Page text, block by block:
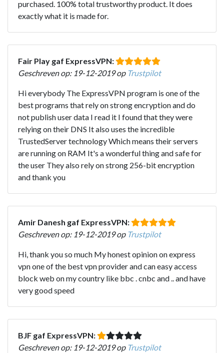
purchased. 100% total trustworthy product. It does
exactly what it is made for.
Fair Play gaf ExpressVPN:
Geschreven op: 19-12-2019 op Trustpilot
Hi everybody The ExpressVPN program is one of the
best programs that rely on strong encryption and do
not publish user data I read it I found that they were
relying on their DNS It also uses the incredible
TrustedServer technology Which means their servers
are running on RAM It's a wonderful thing and safe for
the user They also rely on strong 256-bit encryption
and thank you
Amir Danesh gaf ExpressVPN:
Geschreven op: 19-12-2019 op Trustpilot
Hi, thank you so much My honest opinion on express
vpn one of the best vpn provider and can easy access
block web on my country like bbc . cnbc and .. and have
very good speed
BJF gaf ExpressVPN:
Geschreven op: 19-12-2019 op Trustpilot